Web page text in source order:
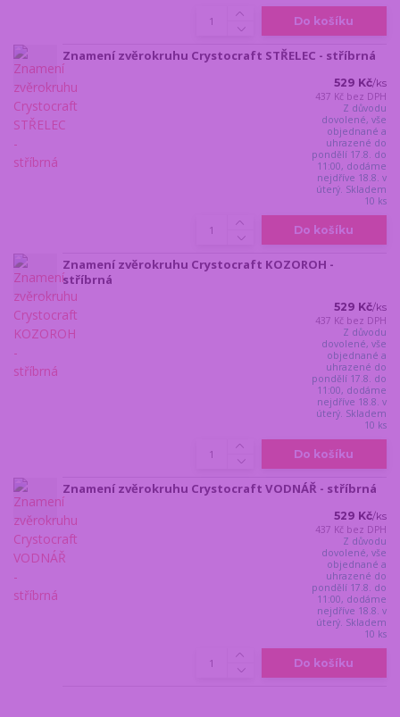
Do košíku
Znamení zvěrokruhu Crystocraft STŘELEC - stříbrná
529 Kč/ks
437 Kč bez DPH
Z důvodu
dovolené, vše
objednané a
uhrazené do
pondělí 17.8. do
11:00, dodáme
nejdříve 18.8. v
úterý. Skladem
10 ks
Do košíku
Znamení zvěrokruhu Crystocraft KOZOROH -
stříbrná
529 Kč/ks
437 Kč bez DPH
Z důvodu
dovolené, vše
objednané a
uhrazené do
pondělí 17.8. do
11:00, dodáme
nejdříve 18.8. v
úterý. Skladem
10 ks
Do košíku
Znamení zvěrokruhu Crystocraft VODNÁŘ - stříbrná
529 Kč/ks
437 Kč bez DPH
Z důvodu
dovolené, vše
objednané a
uhrazené do
pondělí 17.8. do
11:00, dodáme
nejdříve 18.8. v
úterý. Skladem
10 ks
Do košíku